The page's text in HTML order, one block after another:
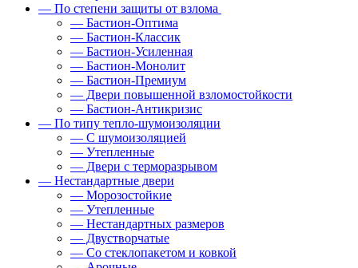
— По степени защиты от взлома
— Бастион-Оптима
— Бастион-Классик
— Бастион-Усиленная
— Бастион-Монолит
— Бастион-Премиум
— Двери повышенной взломостойкости
— Бастион-Антикризис
— По типу тепло-шумоизоляции
— С шумоизоляцией
— Утепленные
— Двери с терморазрывом
— Нестандартные двери
— Морозостойкие
— Утепленные
— Нестандартных размеров
— Двустворчатые
— Со стеклопакетом и ковкой